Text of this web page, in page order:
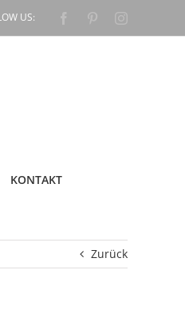
US: FacebookPinterestInstagram
KONTAKT
Zurück